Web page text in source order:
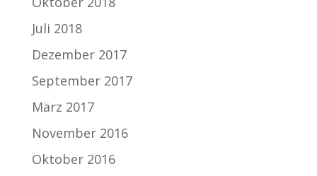
Juli 2018
Dezember 2017
September 2017
März 2017
November 2016
Oktober 2016